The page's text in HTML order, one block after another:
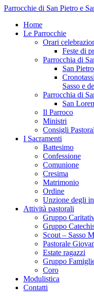
Parrocchie di San Pietro e
Home
Le Parrocchie
Orari
Feste di
Parrocchia di
San Pietro
Sasso e
Parrocchia di
San
Il Parroco
Ministri
Consigli
I Sacramenti
Battesimo
Confessione
Comunione
Cresima
Matrimonio
Ordine
Unzione degli
Attività pastorali
Gruppo
Gruppo
Scout – Sasso
Pastorale
Estate ragazzi
Gruppo
Coro
Modulistica
Contatti